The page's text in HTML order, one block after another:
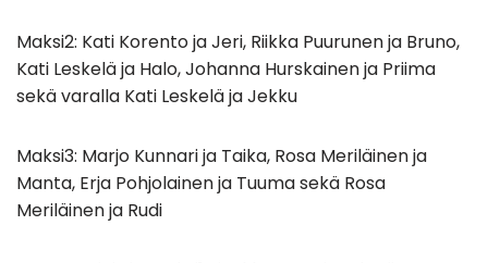
Maksi2: Kati Korento ja Jeri, Riikka Puurunen ja Bruno,
Kati Leskelä ja Halo, Johanna Hurskainen ja Priima
sekä varalla Kati Leskelä ja Jekku
Maksi3: Marjo Kunnari ja Taika, Rosa Meriläinen ja
Manta, Erja Pohjolainen ja Tuuma sekä Rosa
Meriläinen ja Rudi